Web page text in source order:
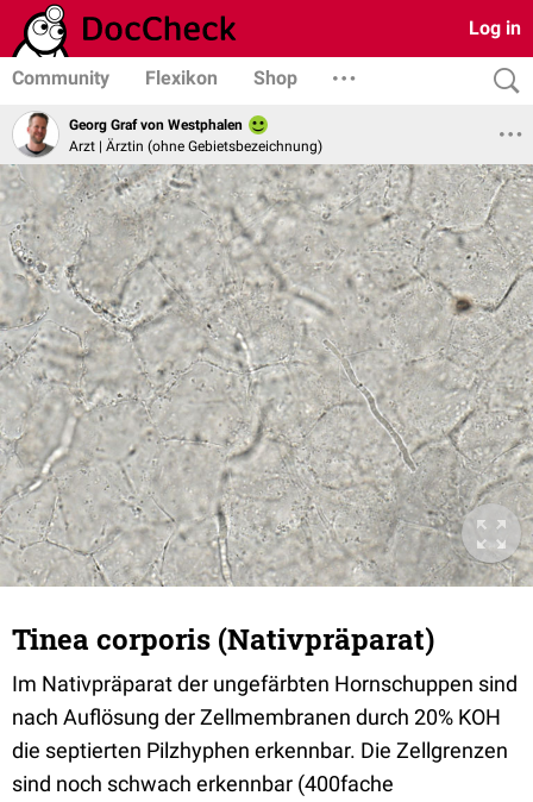
Log in
Community Flexikon Shop
Georg Graf von Westphalen
Arzt | Ärztin (ohne Gebietsbezeichnung)
Tinea corporis (Nativpräparat)
Im Nativpräparat der ungefärbten Hornschuppen sind
nach Auflösung der Zellmembranen durch 20% KOH
die septierten Pilzhyphen erkennbar. Die Zellgrenzen
sind noch schwach erkennbar (400fache